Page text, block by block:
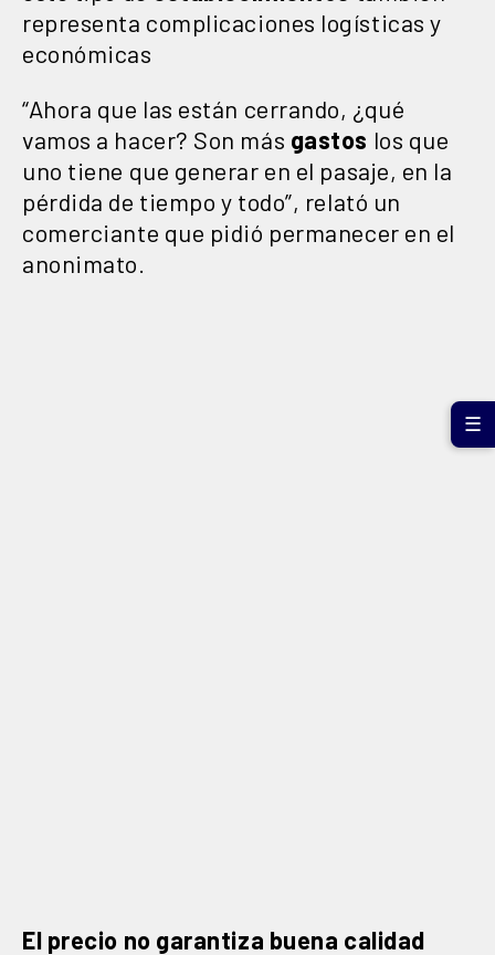
representa complicaciones logísticas y
económicas
“Ahora que las están cerrando, ¿qué
vamos a hacer? Son más gastos los que
uno tiene que generar en el pasaje, en la
pérdida de tiempo y todo”, relató un
comerciante que pidió permanecer en el
anonimato.
El precio no garantiza buena calidad
☰